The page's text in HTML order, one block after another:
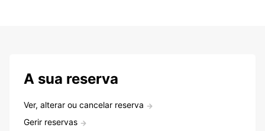
A sua reserva
Ver, alterar ou cancelar reserva
Gerir reservas